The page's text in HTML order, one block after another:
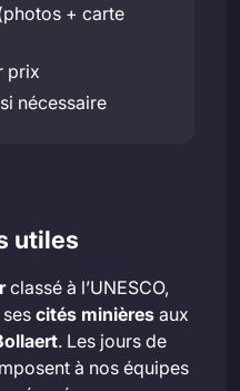
+ carte
prix
nécessaire
utiles
classé à l’UNESCO,
cités minières aux
. Les jours de
à nos équipes